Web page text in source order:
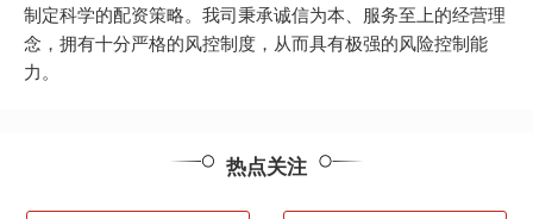
制定科学的配资策略。我司秉承诚信为本、服务至上的经营理
念，拥有十分严格的风控制度，从而具有极强的风险控制能
力。
热点关注